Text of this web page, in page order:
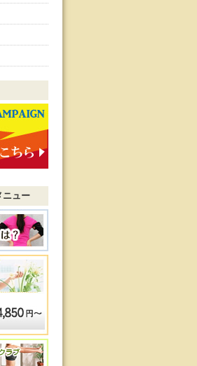
ニュー